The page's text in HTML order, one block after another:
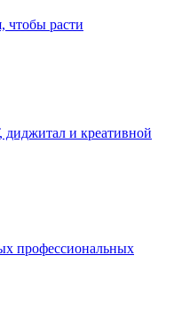
чтобы расти
диджитал и креативной
профессиональных